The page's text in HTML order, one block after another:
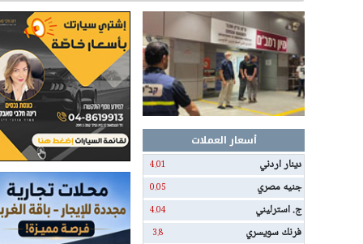
أسعار العملات
دينار اردني
4.01
جنيه مصري 0.05
ج. استرليني 4.04
فرنك سويسري 3.8